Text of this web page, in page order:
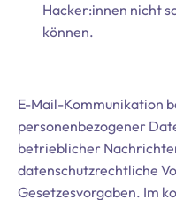
Hacker:innen nicht
können.
E-Mail-Kommunikation
personenbezogener
betrieblicher
datenschutzrechtliche
Gesetzesvorgaben. Im